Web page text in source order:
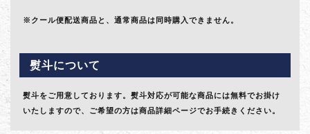
※クール便配送商品と、通常商品は同時購入できません。
熨斗について
熨斗をご用意しております。熨斗対応が可能な商品には無料でお掛け
いたしますので、ご希望の方は商品詳細ページでお手続きください。